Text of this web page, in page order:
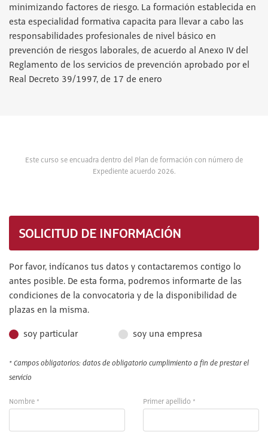
minimizando factores de riesgo. La formación establecida en
esta especialidad formativa capacita para llevar a cabo las
responsabilidades profesionales de nivel básico en
prevención de riesgos laborales, de acuerdo al Anexo IV del
Reglamento de los servicios de prevención aprobado por el
Real Decreto 39/1997, de 17 de enero
Este curso se encuadra dentro del Plan de formación con número de
Expediente acuerdo 2026.
SOLICITUD DE INFORMACIÓN
Por favor, indícanos tus datos y contactaremos contigo lo
antes posible. De esta forma, podremos informarte de las
condiciones de la convocatoria y de la disponibilidad de
plazas en la misma.
soy particular soy una empresa
* Campos obligatorios: datos de obligatorio cumplimiento a fin de prestar el
servicio
Nombre * Primer apellido *